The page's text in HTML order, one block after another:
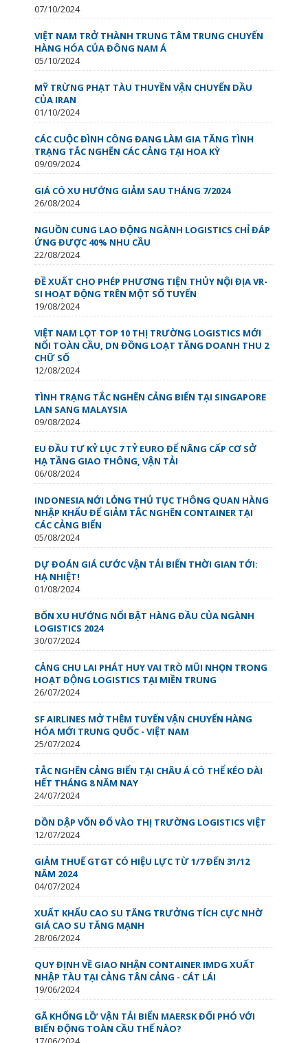
07/10/2024
VIỆT NAM TRỞ THÀNH TRUNG TÂM TRUNG CHUYỂN
HÀNG HÓA CỦA ĐÔNG NAM Á
05/10/2024
MỸ TRỪNG PHẠT TÀU THUYỀN VẬN CHUYỂN DẦU
CỦA IRAN
01/10/2024
CÁC CUỘC ĐÌNH CÔNG ĐANG LÀM GIA TĂNG TÌNH
TRẠNG TẮC NGHẼN CÁC CẢNG TẠI HOA KỲ
09/09/2024
GIÁ CÓ XU HƯỚNG GIẢM SAU THÁNG 7/2024
26/08/2024
NGUỒN CUNG LAO ĐỘNG NGÀNH LOGISTICS CHỈ ĐÁP
ỨNG ĐƯỢC 40% NHU CẦU
22/08/2024
ĐỀ XUẤT CHO PHÉP PHƯƠNG TIỆN THỦY NỘI ĐỊA VR-
SI HOẠT ĐỘNG TRÊN MỘT SỐ TUYẾN
19/08/2024
VIỆT NAM LỌT TOP 10 THỊ TRƯỜNG LOGISTICS MỚI
NỔI TOÀN CẦU, DN ĐỒNG LOẠT TĂNG DOANH THU 2
CHỮ SỐ
12/08/2024
TÌNH TRẠNG TẮC NGHẼN CẢNG BIỂN TẠI SINGAPORE
LAN SANG MALAYSIA
09/08/2024
EU ĐẦU TƯ KỶ LỤC 7 TỶ EURO ĐỂ NÂNG CẤP CƠ SỞ
HẠ TẦNG GIAO THÔNG, VẬN TẢI
06/08/2024
INDONESIA NỚI LỎNG THỦ TỤC THÔNG QUAN HÀNG
NHẬP KHẨU ĐỂ GIẢM TẮC NGHẼN CONTAINER TẠI
CÁC CẢNG BIỂN
05/08/2024
DỰ ĐOÁN GIÁ CƯỚC VẬN TẢI BIỂN THỜI GIAN TỚI:
HẠ NHIỆT!
01/08/2024
BỐN XU HƯỚNG NỔI BẬT HÀNG ĐẦU CỦA NGÀNH
LOGISTICS 2024
30/07/2024
CẢNG CHU LAI PHÁT HUY VAI TRÒ MŨI NHỌN TRONG
HOẠT ĐỘNG LOGISTICS TẠI MIỀN TRUNG
26/07/2024
SF AIRLINES MỞ THÊM TUYẾN VẬN CHUYỂN HÀNG
HÓA MỚI TRUNG QUỐC - VIỆT NAM
25/07/2024
TẮC NGHẼN CẢNG BIỂN TẠI CHÂU Á CÓ THỂ KÉO DÀI
HẾT THÁNG 8 NĂM NAY
24/07/2024
DỒN DẬP VỐN ĐỔ VÀO THỊ TRƯỜNG LOGISTICS VIỆT
12/07/2024
GIẢM THUẾ GTGT CÓ HIỆU LỰC TỪ 1/7 ĐẾN 31/12
NĂM 2024
04/07/2024
XUẤT KHẨU CAO SU TĂNG TRƯỞNG TÍCH CỰC NHỜ
GIÁ CAO SU TĂNG MẠNH
28/06/2024
QUY ĐỊNH VỀ GIAO NHẬN CONTAINER IMDG XUẤT
NHẬP TÀU TẠI CẢNG TÂN CẢNG - CÁT LÁI
19/06/2024
GÃ KHỔNG LỒ’ VẬN TẢI BIỂN MAERSK ĐỐI PHÓ VỚI
BIẾN ĐỘNG TOÀN CẦU THẾ NÀO?